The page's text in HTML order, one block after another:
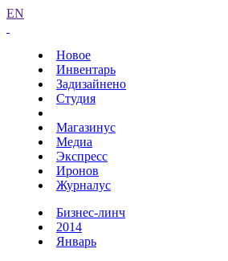
EN
Новое
Инвентарь
Задизайнено
Студия
Магазинус
Медиа
Экспресс
Иронов
Журналус
Бизнес-линч
2014
Январь